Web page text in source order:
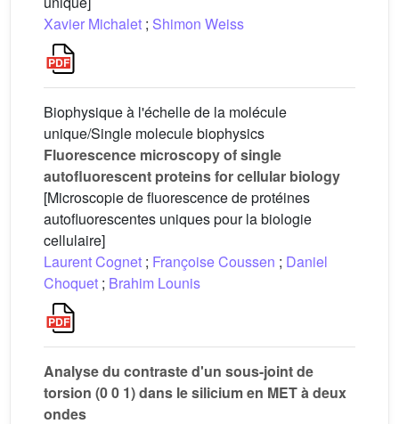
Xavier Michalet ; Shimon Weiss
Biophysique à l'échelle de la molécule
unique/Single molecule biophysics
Fluorescence microscopy of single
autofluorescent proteins for cellular biology
[Microscopie de fluorescence de protéines
autofluorescentes uniques pour la biologie
cellulaire]
Laurent Cognet ; Françoise Coussen ; Daniel
Choquet ; Brahim Lounis
Analyse du contraste d'un sous-joint de
torsion (0 0 1) dans le silicium en MET à deux
ondes